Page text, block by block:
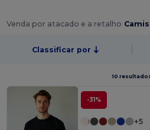
Venda por atacado e a retalho
Classificar por
10
-31%
+5